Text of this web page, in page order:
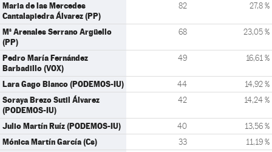
Maria de las Mercedes
Cantalapiedra Álvarez (PP)
82 27,8 %
Mª Arenales Serrano Argüello
(PP)
68 23,05 %
Pedro María Fernández
Barbadillo (VOX)
49 16,61 %
Lara Gago Blanco (PODEMOS-IU) 44 14,92 %
Soraya Brezo Sutil Álvarez
(PODEMOS-IU)
42 14,24 %
Julio Martín Ruíz (PODEMOS-IU) 40 13,56 %
Mónica Martín García (Cs) 33 11,19 %